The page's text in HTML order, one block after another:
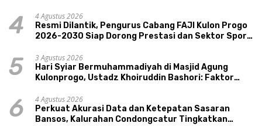
4
4 Agustus 2026
Resmi Dilantik, Pengurus Cabang FAJI Kulon Progo
2026-2030 Siap Dorong Prestasi dan Sektor Sport
5
3 Agustus 2026
Hari Syiar Bermuhammadiyah di Masjid Agung
Kulonprogo, Ustadz Khoiruddin Bashori: Faktor
6
4 Agustus 2026
Perkuat Akurasi Data dan Ketepatan Sasaran
Bansos, Kalurahan Condongcatur Tingkatkan